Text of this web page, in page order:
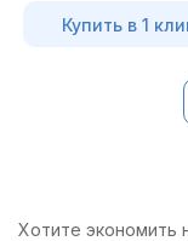
Купить в 1
Хотите экономить